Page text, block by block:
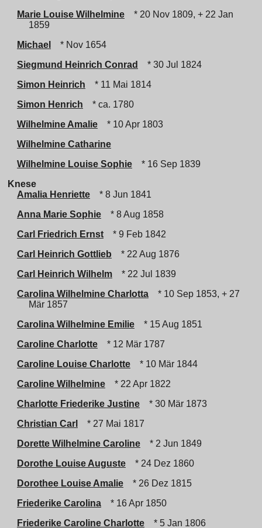
Marie Louise Wilhelmine
* 20 Nov 1809, + 22 Jan
1859
Michael
* Nov 1654
Siegmund Heinrich Conrad
* 30 Jul 1824
Simon Heinrich
* 11 Mai 1814
Simon Henrich
* ca. 1780
Wilhelmine Amalie
* 10 Apr 1803
Wilhelmine Catharine
Wilhelmine Louise Sophie
* 16 Sep 1839
Knese
Amalia Henriette
* 8 Jun 1841
Anna Marie Sophie
* 8 Aug 1858
Carl Friedrich Ernst
* 9 Feb 1842
Carl Heinrich Gottlieb
* 22 Aug 1876
Carl Heinrich Wilhelm
* 22 Jul 1839
Carolina Wilhelmine Charlotta
* 10 Sep 1853, + 27
Mär 1857
Carolina Wilhelmine Emilie
* 15 Aug 1851
Caroline Charlotte
* 12 Mär 1787
Caroline Louise Charlotte
* 10 Mär 1844
Caroline Wilhelmine
* 22 Apr 1822
Charlotte Friederike Justine
* 30 Mär 1873
Christian Carl
* 27 Mai 1817
Dorette Wilhelmine Caroline
* 2 Jun 1849
Dorothe Louise Auguste
* 24 Dez 1860
Dorothee Louise Amalie
* 26 Dez 1815
Friederike Carolina
* 16 Apr 1850
Friederike Caroline Charlotte
* 5 Jan 1806